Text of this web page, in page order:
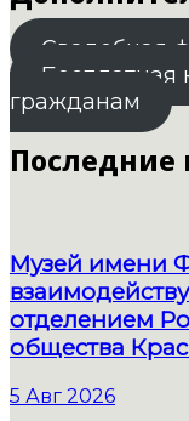
Свадебная
гражданам
Последние
Музей имени
отделением
общества
5 Авг 2026